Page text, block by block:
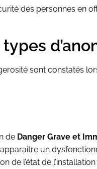
des personnes en
sont constatés
de Danger Grave et
un
de l’état de